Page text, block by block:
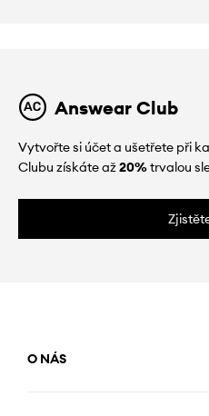
Answear Club
Vytvořte si účet a ušetřete při
Clubu získáte až20%trvalou
O NÁS